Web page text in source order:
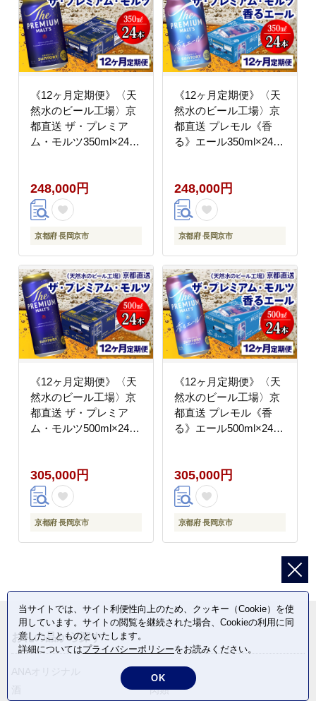
《12ヶ月定期便》〈天
然水のビール工場〉京
都直送 ザ・プレミア
ム・モルツ350ml×24本
248,000円
京都府 長岡京市
《12ヶ月定期便》〈天
然水のビール工場〉京
都直送 プレモル《香
る》エール350ml×24本
248,000円
京都府 長岡京市
《12ヶ月定期便》〈天
然水のビール工場〉京
都直送 ザ・プレミア
ム・モルツ500ml×24本
305,000円
京都府 長岡京市
《12ヶ月定期便》〈天
然水のビール工場〉京
都直送 プレモル《香
る》エール500ml×24本
305,000円
京都府 長岡京市
お礼の品から探す
肉類
当サイトでは、サイト利便性向上のため、クッキー（Cookie）を使
用しています。サイトの閲覧を継続された場合、Cookieの利用に同
意したことものといたします。
詳細についてはプライバシーポリシーをお読みください。
OK